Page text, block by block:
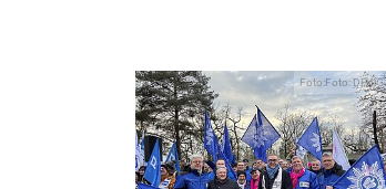
Foto:Foto: DPolG